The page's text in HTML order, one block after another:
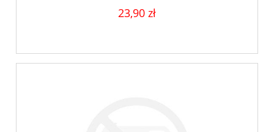
23,90 zł